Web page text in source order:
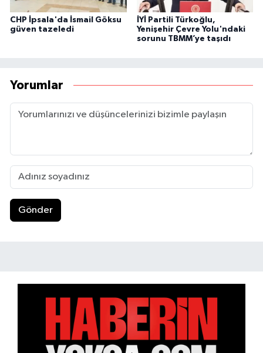
CHP İpsala'da İsmail Göksu
güven tazeledi
İYİ Partili Türkoğlu,
Yenişehir Çevre Yolu'ndaki
sorunu TBMM’ye taşıdı
Yorumlar
Gönder